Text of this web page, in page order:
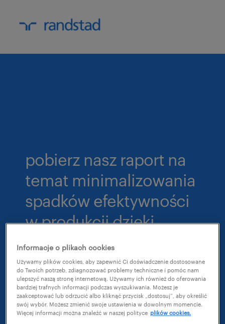
pobierz nasz raport na
temat minimalizowania
spadków efektywności
w produkcji dzięki
pokoleniu z.
Firmom produkcyjnym niezmiennie zależy na
wysokiej efektywności, zwłaszcza w okresie
transformacji.
Informacje o plikach cookies
Używamy plików cookies, aby zapewnić Ci doświadczenie dostosowane
do Twoich potrzeb, zdiagnozować problemy techniczne i pomóc nam
ulepszyć naszą stronę internetową. Używamy ich również do oferowania
bardziej trafnych informacji podczas wyszukiwania. Możesz je
zaakceptować lub odrzucić albo kliknąć przycisk „dostosuj”, aby określić
swój wybór. Możesz zmienić swoje ustawienia w dowolnym momencie.
Więcej informacji można znaleźć w naszej polityce plików cookies.